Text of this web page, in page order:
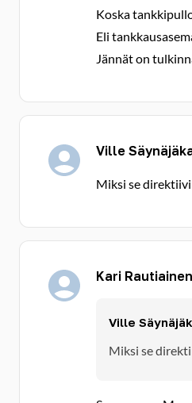
Koska
Eli
Jännät on
Ville
Miksi se direktiivi
Kari Rautiainen
Ville
Miksi se